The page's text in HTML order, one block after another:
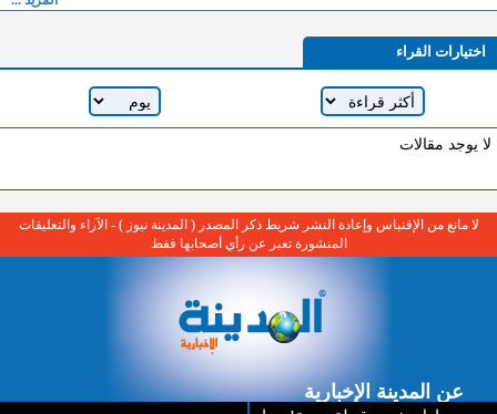
اختيارات القراء
لا يوجد مقالات
لا مانع من الإقتباس وإعادة النشر شريط ذكر المصدر ( المدينة نيوز ) - الآراء والتعليقات
المنشورة تعبر عن رأي أصحابها فقط
عن المدينة الإخبارية